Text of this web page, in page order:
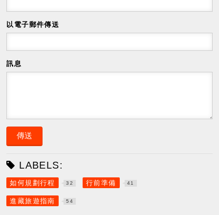
以電子郵件傳送
訊息
LABELS:
如何規劃行程 32 行前準備 41
進藏旅遊指南 54